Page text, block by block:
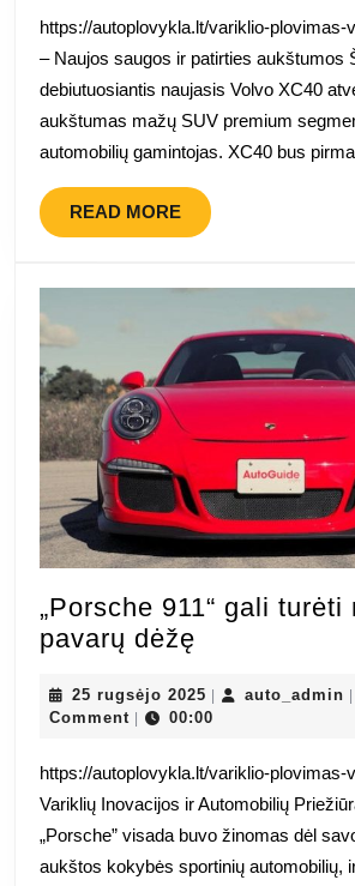
https://autoplovykla.lt/variklio-plovimas-
– Naujos saugos ir patirties aukštumos
debiutuosiantis naujasis Volvo XC40
aukštumas mažų SUV premium
automobilių gamintojas. XC40 bus
READ MOREREAD
MORE
„Porsche 911“ gali turėti
pavarų dėžę
gali
turėti
mechaninę
pavarų
dėžę
25 rugsėjo 2025 25
rugsėjo
auto_admin
Comment
00:00
https://autoplovykla.lt/variklio-plovimas-
Variklių Inovacijos ir Automobilių
„Porsche” visada buvo žinomas dėl
aukštos kokybės sportinių automobilių,